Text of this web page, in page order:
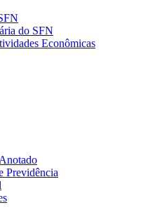
do SFN
Econômicas
Previdência